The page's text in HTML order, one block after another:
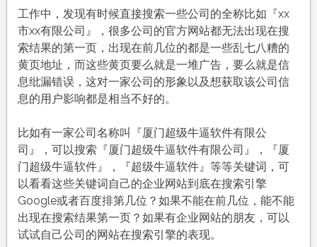
工作中，发现有时候直接搜索一些公司的全称比如『xx
市xx有限公司』，很多公司的官方网站都无法出现在搜
索结果的第一页，出现在前几位的都是一些乱七八糟的
黄页地址，而这些黄页要么就是一堆广告，要么就是信
息纰漏错误，这对一家公司的形象以及想获取该公司信
息的用户影响都是相当不好的。
比如有一家公司名称叫『厦门超级牛逼软件有限公
司』，可以搜索『厦门超级牛逼软件有限公司』，『厦
门超级牛逼软件』，『超级牛逼软件』等等关键词，可
以看看这些关键词自己的企业网站到底在搜索引擎
Google或者百度排第几位？如果不能在前几位，能不能
出现在搜索结果第一页？如果有企业网站的朋友，可以
试试自己公司的网站在搜索引擎的表现。